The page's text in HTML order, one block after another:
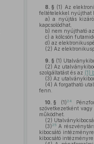
8. § (1) Az
feltételekkel nyújthat
a) a nyújtás
kapcsolódhat,
b) nem nyújtható
c) a kölcsön
d) az
(2) Az
9. § (1)
(2) Az
szolgáltatást és az (1)
(3) Az
(4) A forgatható
fenn.
10. § (1) 24
szövetkezetként
működhet.
(2)
(3) 25A
kibocsátó
kibocsátó